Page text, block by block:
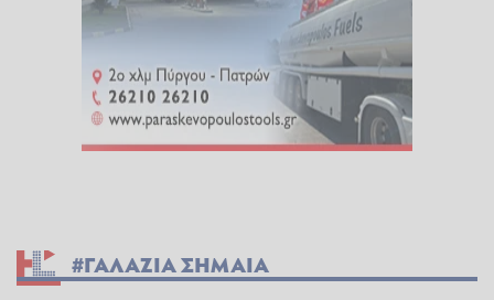
#ΓΑΛΑΖΙΑ ΣΗΜΑΙΑ